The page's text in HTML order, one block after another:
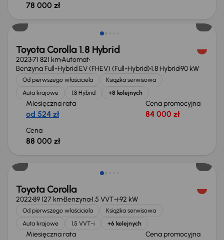
78 000 zł
Możliwość odliczenia VAT
Toyota Corolla 1.8 Hybrid
202371 821 kmAutomat
Benzyna Full-Hybrid EV (FHEV) (Full-Hybrid)1.8 Hybrid90 kW
Od pierwszego właściciela
Książka serwisowa
Auta krajowe
1.8 Hybrid +8 kolejnych
Miesięczna rata
od 524 zł
Cena promocyjna
84 000 zł
Cena
88 000 zł
Toyota Corolla
202289 127 kmBenzyna1.5 VVT-i92 kW
Od pierwszego właściciela
Książka serwisowa
Auta krajowe
1.5 VVT-i +6 kolejnych
Miesięczna rata Cena promocyjna